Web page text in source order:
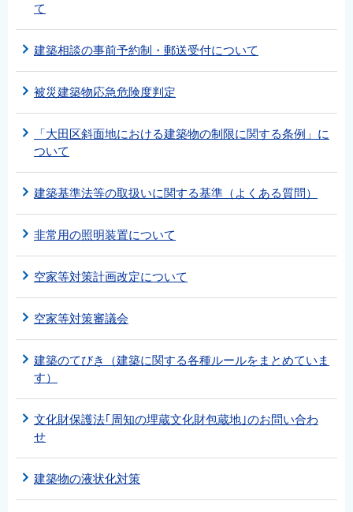
て
建築相談の事前予約制・郵送受付について
被災建築物応急危険度判定
「大田区斜面地における建築物の制限に関する条例」に
ついて
建築基準法等の取扱いに関する基準（よくある質問）
非常用の照明装置について
空家等対策計画改定について
空家等対策審議会
建築のてびき（建築に関する各種ルールをまとめていま
す）
文化財保護法｢周知の埋蔵文化財包蔵地｣のお問い合わ
せ
建築物の液状化対策